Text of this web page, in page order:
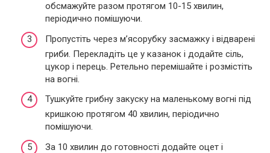
обсмажуйте разом протягом 10-15 хвилин,
періодично помішуючи.
Пропустіть через м’ясорубку засмажку і відварені
гриби. Перекладіть це у казанок і додайте сіль,
цукор і перець. Ретельно перемішайте і розмістіть
на вогні.
Тушкуйте грибну закуску на маленькому вогні під
кришкою протягом 40 хвилин, періодично
помішуючи.
За 10 хвилин до готовності додайте оцет і